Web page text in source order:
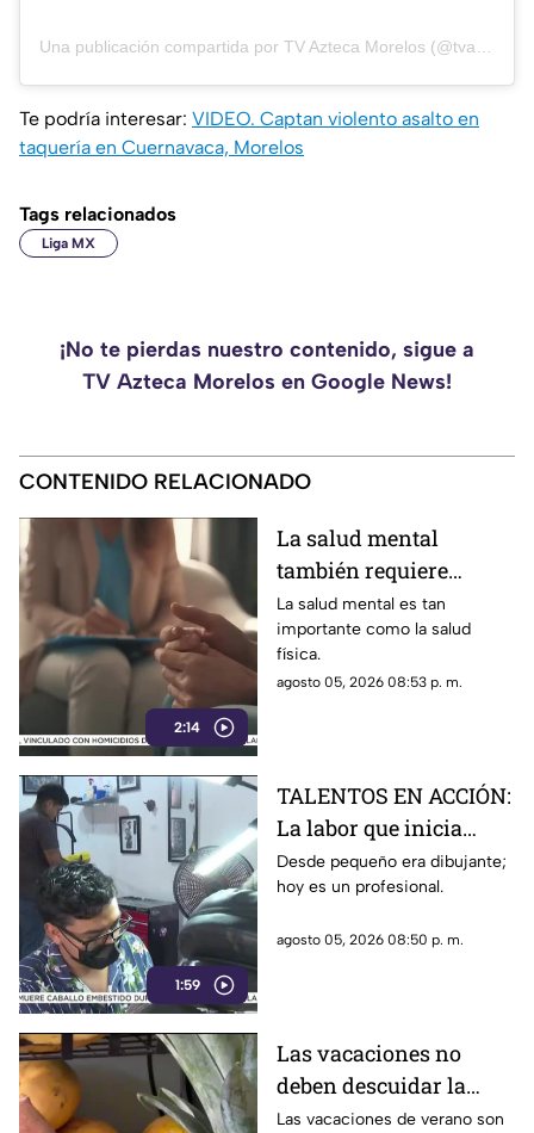
Te podría interesar: VIDEO. Captan violento asalto en
taquería en Cuernavaca, Morelos
Tags relacionados
Liga MX
¡No te pierdas nuestro contenido, sigue a
TV Azteca Morelos en Google News!
CONTENIDO RELACIONADO
2:14
La salud mental
también requiere
atención
La salud mental es tan
importante como la salud
física.
agosto 05, 2026 08:53 p. m.
1:59
TALENTOS EN ACCIÓN:
La labor que inicia
desde la creatividad
Desde pequeño era dibujante;
hoy es un profesional.
agosto 05, 2026 08:50 p. m.
Las vacaciones no
deben descuidar la
alimentación infantil
Las vacaciones de verano son